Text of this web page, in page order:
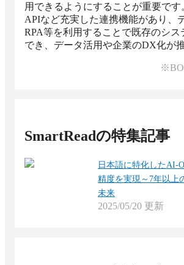
用できるようにすることが重要です
APIなど充実した連携機能があり、
RPA等を利用することで既存のシ
でき、データ活用や企業のDX化が
SmartReadの特集記事
日本語に特化したAI-
精度を実現～7年以上
未来
2025/05/20 更新